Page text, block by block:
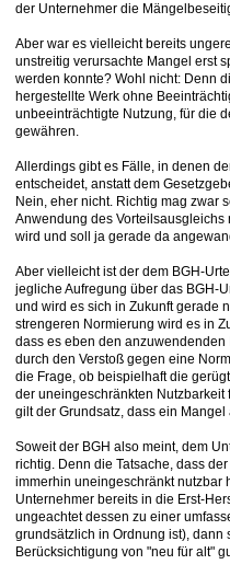
der Unternehmer die
Aber war es vielleicht bereits
unstreitig verursachte Mangel erst
werden konnte? Wohl nicht: Denn
hergestellte Werk ohne
unbeeinträchtigte Nutzung, für die
gewähren.
Allerdings gibt es Fälle, in denen
entscheidet, anstatt dem
Nein, eher nicht. Richtig mag zwar
Anwendung des
wird und soll ja gerade da
Aber vielleicht ist der dem BGH-
jegliche Aufregung über das BGH-
und wird es sich in Zukunft gerade
strengeren Normierung wird es in
dass es eben den
durch den Verstoß gegen eine
die Frage, ob beispielhaft die
der uneingeschränkten Nutzbarkeit
gilt der Grundsatz, dass ein
Soweit der BGH also meint, dem
richtig. Denn die Tatsache, dass
immerhin uneingeschränkt nutzbar
Unternehmer bereits in die Erst-
ungeachtet dessen zu einer
grundsätzlich in Ordnung ist),
Berücksichtigung von "neu für alt"